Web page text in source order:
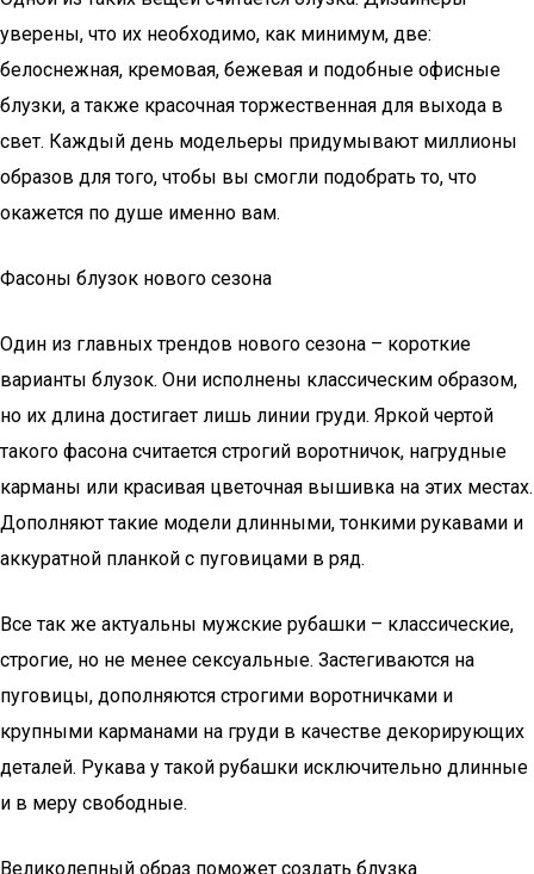
уверены, что их необходимо, как минимум, две:
белоснежная, кремовая, бежевая и подобные офисные
блузки, а также красочная торжественная для выхода в
свет. Каждый день модельеры придумывают миллионы
образов для того, чтобы вы смогли подобрать то, что
окажется по душе именно вам.
Фасоны блузок нового сезона
Один из главных трендов нового сезона – короткие
варианты блузок. Они исполнены классическим образом,
но их длина достигает лишь линии груди. Яркой чертой
такого фасона считается строгий воротничок, нагрудные
карманы или красивая цветочная вышивка на этих местах.
Дополняют такие модели длинными, тонкими рукавами и
аккуратной планкой с пуговицами в ряд.
Все так же актуальны мужские рубашки – классические,
строгие, но не менее сексуальные. Застегиваются на
пуговицы, дополняются строгими воротничками и
крупными карманами на груди в качестве декорирующих
деталей. Рукава у такой рубашки исключительно длинные
и в меру свободные.
Великолепный образ поможет создать блузка